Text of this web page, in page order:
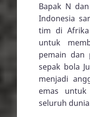
Bapak N
Indonesia
tim di Afrika
untuk
pemain dan
sepak bola
menjadi
emas
seluruh